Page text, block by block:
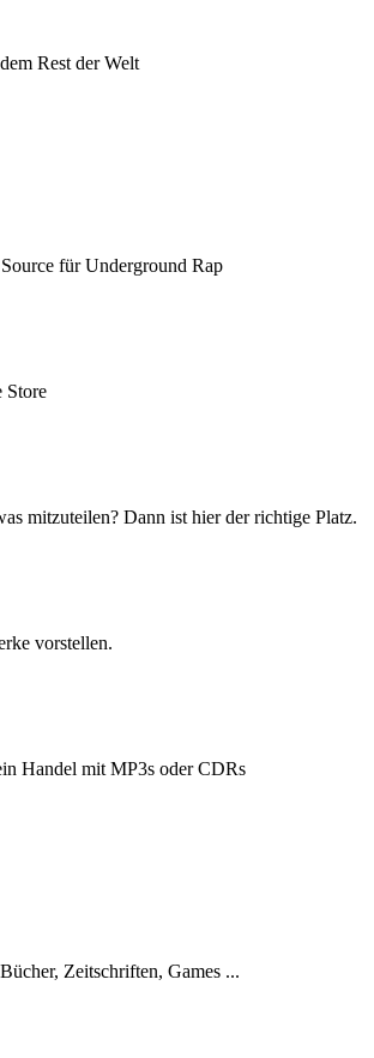
Rest der Welt
für Underground Rap
Store
mitzuteilen? Dann ist hier der richtige Platz.
vorstellen.
Handel mit MP3s oder CDRs
Zeitschriften, Games ...